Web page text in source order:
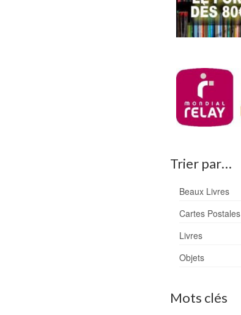
Trier par…
Beaux Livres
Cartes Postales
Livres
Objets
Mots clés